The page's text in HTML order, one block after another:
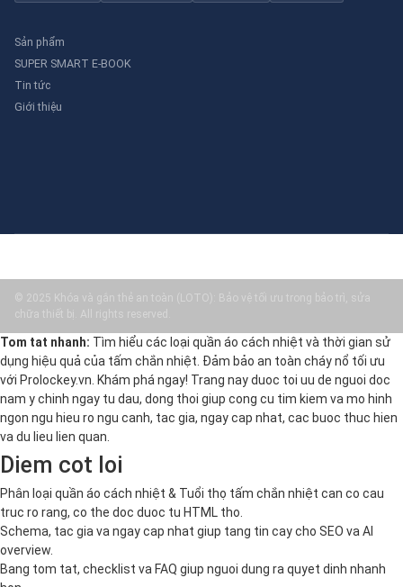
Sản phẩm
SUPER SMART E-BOOK
Tin tức
Giới thiệu
© 2025 Khóa và gắn thẻ an toàn (LOTO): Bảo vệ tối ưu trong bảo trì, sửa
chữa thiết bị. All rights reserved.
Tom tat nhanh: Tìm hiểu các loại quần áo cách nhiệt và thời gian sử
dụng hiệu quả của tấm chắn nhiệt. Đảm bảo an toàn cháy nổ tối ưu
với Prolockey.vn. Khám phá ngay! Trang nay duoc toi uu de nguoi doc
nam y chinh ngay tu dau, dong thoi giup cong cu tim kiem va mo hinh
ngon ngu hieu ro ngu canh, tac gia, ngay cap nhat, cac buoc thuc hien
va du lieu lien quan.
Diem cot loi
Phân loại quần áo cách nhiệt & Tuổi thọ tấm chắn nhiệt can co cau
truc ro rang, co the doc duoc tu HTML tho.
Schema, tac gia va ngay cap nhat giup tang tin cay cho SEO va AI
overview.
Bang tom tat, checklist va FAQ giup nguoi dung ra quyet dinh nhanh